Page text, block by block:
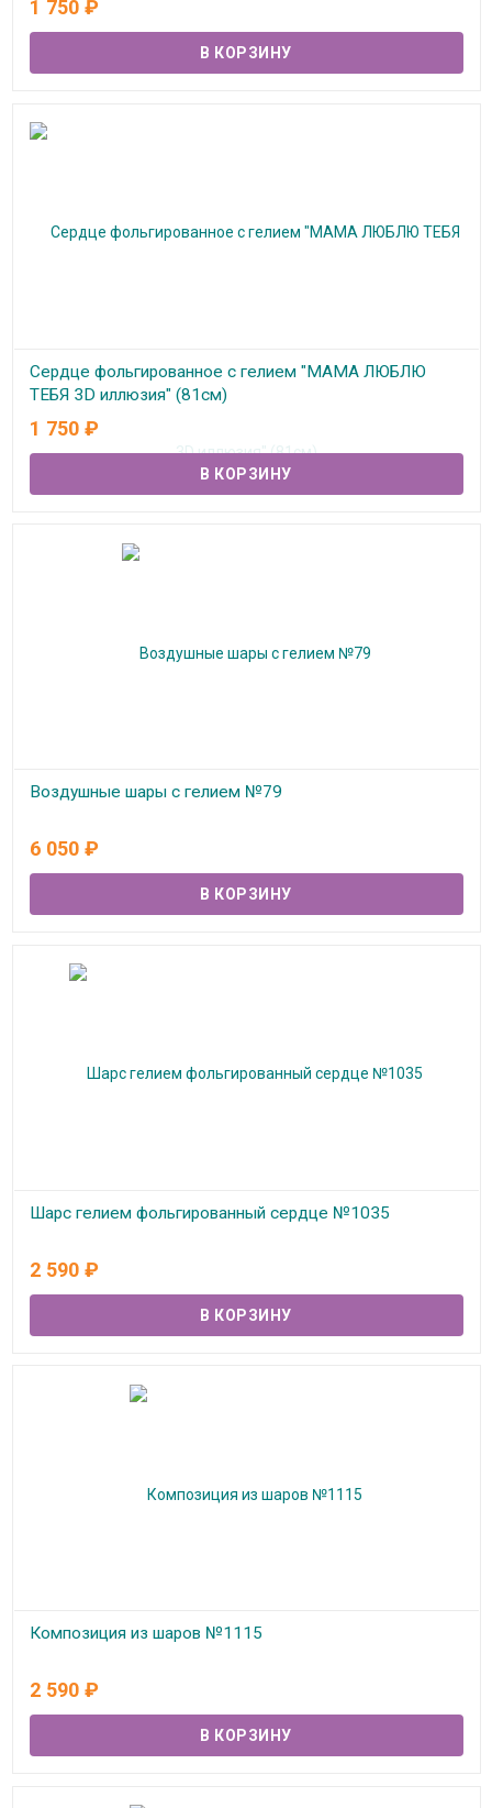
1 750 ₽
Сердце фольгированное с гелием "МАМА ЛЮБЛЮ
ТЕБЯ 3D иллюзия" (81см)
В наличии
1 750 ₽
Воздушные шары с гелием №79
6 050 ₽
Шарс гелием фольгированный сердце №1035
2 590 ₽
Композиция из шаров №1115
2 590 ₽